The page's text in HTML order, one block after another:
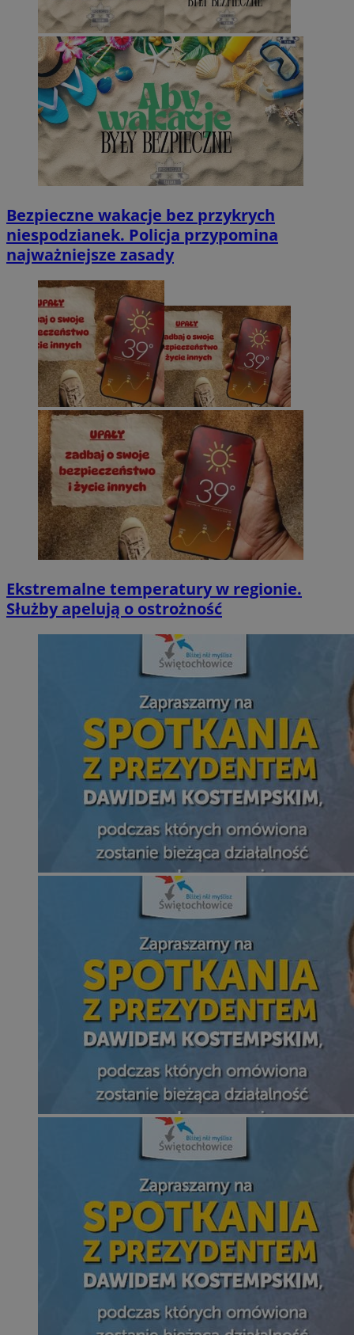
Bezpieczne wakacje bez przykrych
niespodzianek. Policja przypomina
najważniejsze zasady
Ekstremalne temperatury w regionie.
Służby apelują o ostrożność